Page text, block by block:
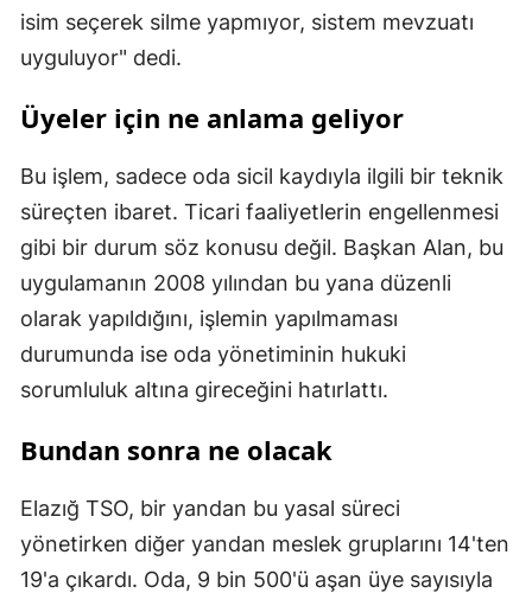
isim seçerek silme yapmıyor, sistem mevzuatı
uyguluyor" dedi.
Üyeler için ne anlama geliyor
Bu işlem, sadece oda sicil kaydıyla ilgili bir teknik
süreçten ibaret. Ticari faaliyetlerin engellenmesi
gibi bir durum söz konusu değil. Başkan Alan, bu
uygulamanın 2008 yılından bu yana düzenli
olarak yapıldığını, işlemin yapılmaması
durumunda ise oda yönetiminin hukuki
sorumluluk altına gireceğini hatırlattı.
Bundan sonra ne olacak
Elazığ TSO, bir yandan bu yasal süreci
yönetirken diğer yandan meslek gruplarını 14'ten
19'a çıkardı. Oda, 9 bin 500'ü aşan üye sayısıyla